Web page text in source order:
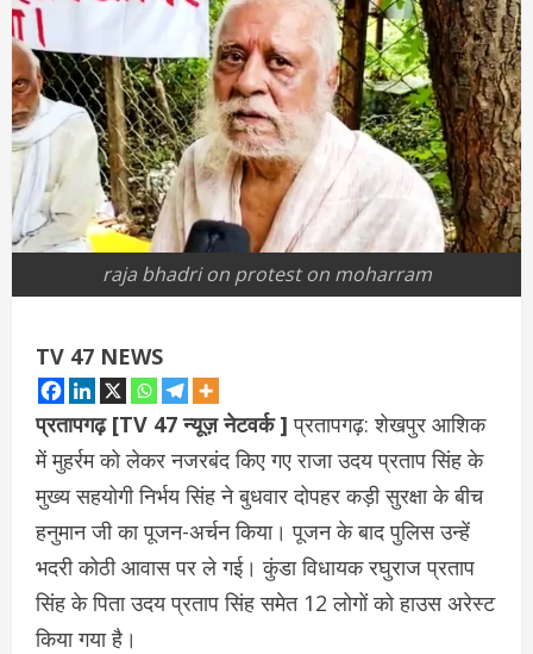
raja bhadri on protest on moharram
TV 47 NEWS
प्रतापगढ़ [TV 47 न्यूज़ नेटवर्क ]प्रतापगढ़: शेखपुर आशिक
में मुहर्रम को लेकर नजरबंद किए गए राजा उदय प्रताप सिंह के
मुख्य सहयोगी निर्भय सिंह ने बुधवार दोपहर कड़ी सुरक्षा के बीच
हनुमान जी का पूजन-अर्चन किया। पूजन के बाद पुलिस उन्हें
भदरी कोठी आवास पर ले गई। कुंडा व‍िधायक रघुराज प्रताप
सिंह के पिता उदय प्रताप सिंह समेत 12 लोगों को हाउस अरेस्ट
किया गया है।